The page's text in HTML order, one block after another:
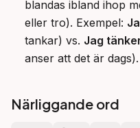
blandas ibland ihop
eller tro). Exempel:
tankar) vs. Jag
anser att det är dags).
Närliggande ord